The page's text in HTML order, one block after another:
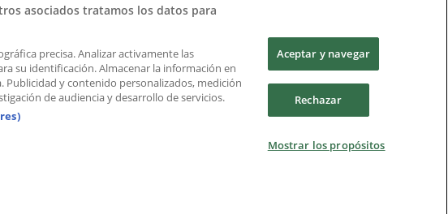
asociados tratamos los datos para
precisa. Analizar activamente las
su identificación. Almacenar la información en
Publicidad y contenido personalizados, medición
de audiencia y desarrollo de servicios.
Aceptar y navegar
Rechazar
Mostrar los propósitos